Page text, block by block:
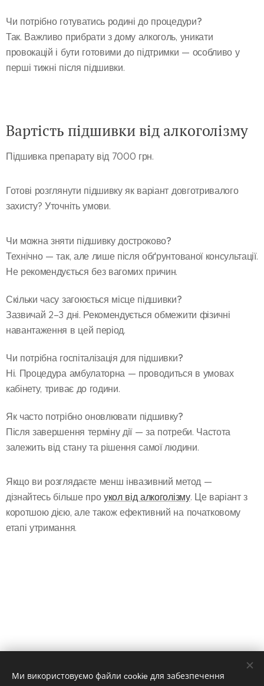
Чи потрібно готуватись родині до процедури?
Так. Важливо прибрати з дому алкоголь, уникати
провокацій і бути готовими до підтримки — особливо у
перші тижні після підшивки.
Вартість підшивки від алкоголізму
Підшивка препарату від 7000 грн.
Готові розглянути підшивку як варіант довготривалого
захисту? Уточніть умови.
Чи можна зняти підшивку достроково?
Технічно — так, але лише після обґрунтованої консультації.
Не рекомендується без вагомих причин.
Скільки часу загоюється місце підшивки?
Зазвичай 2–3 дні. Рекомендується обмежити фізичні
навантаження в цей період.
Чи потрібна госпіталізація для підшивки?
Ні. Процедура амбулаторна — проводиться в умовах
кабінету, триває до години.
Як часто потрібно оновлювати підшивку?
Після завершення терміну дії — за потреби. Частота
залежить від стану та рішення самої людини.
Якщо ви розглядаєте менш інвазивний метод —
дізнайтесь більше про укол від алкоголізму. Це варіант з
коротшою дією, але також ефективний на початковому
етапі утримання.
Ми використовуємо файли cookie для забезпечення